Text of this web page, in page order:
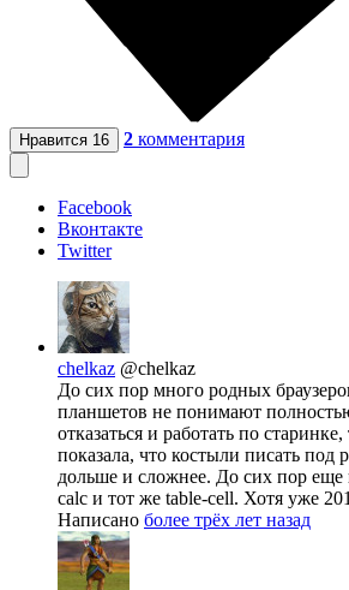
Нравится 16 2 комментария
Facebook
Вконтакте
Twitter
chelkaz @chelkaz
До сих пор много родных
планшетов не понимают
отказаться и работать по
показала, что костыли писать под
дольше и сложнее. До сих пор
calc и тот же table-cell. Хотя уже
Написано более трёх лет назад